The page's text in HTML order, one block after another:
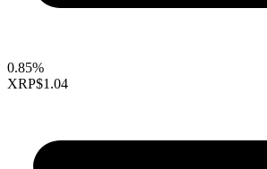
0.85%
XRP$1.04